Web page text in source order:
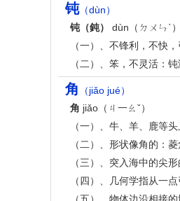
钝（dùn）
钝（鈍）
dùn（ㄉㄨㄣˋ）
（一）、不锋利，不快
（二）、笨，不灵活：
角
（jiǎo jué）
角 jiǎo（ㄐ一ㄠˇ）
（一）、牛、羊、鹿等
（二）、形状像角的：菱
（三）、突入海中的尖
（四）、几何学指从一